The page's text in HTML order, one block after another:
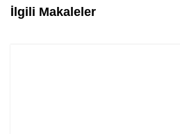
İlgili Makaleler